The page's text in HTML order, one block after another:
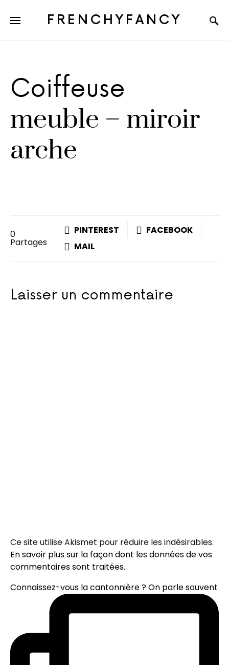
FRENCHYFANCY
Coiffeuse
meuble – miroir
arche
0
Partages
PINTEREST
FACEBOOK
MAIL
Laisser un commentaire
Ce site utilise Akismet pour réduire les indésirables.
En savoir plus sur la façon dont les données de vos
commentaires sont traitées.
Connaissez-vous la cantonnière ? On parle souvent